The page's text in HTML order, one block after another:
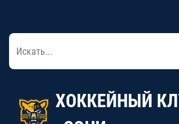
ХОККЕЙНЫЙ